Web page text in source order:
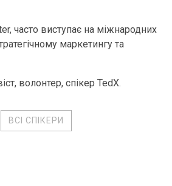
часто виступає на міжнародних
маркетингу та
волонтер, спікер TedX.
ВСІ СПІКЕРИ